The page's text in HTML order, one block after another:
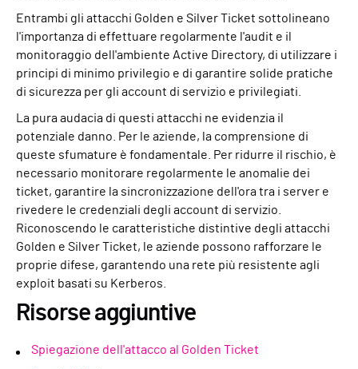
Entrambi gli attacchi Golden e Silver Ticket sottolineano
l'importanza di effettuare regolarmente l'audit e il
monitoraggio dell'ambiente Active Directory, di utilizzare i
principi di minimo privilegio e di garantire solide pratiche
di sicurezza per gli account di servizio e privilegiati.
La pura audacia di questi attacchi ne evidenzia il
potenziale danno. Per le aziende, la comprensione di
queste sfumature è fondamentale. Per ridurre il rischio, è
necessario monitorare regolarmente le anomalie dei
ticket, garantire la sincronizzazione dell'ora tra i server e
rivedere le credenziali degli account di servizio.
Riconoscendo le caratteristiche distintive degli attacchi
Golden e Silver Ticket, le aziende possono rafforzare le
proprie difese, garantendo una rete più resistente agli
exploit basati su Kerberos.
Risorse aggiuntive
Spiegazione dell'attacco al Golden Ticket